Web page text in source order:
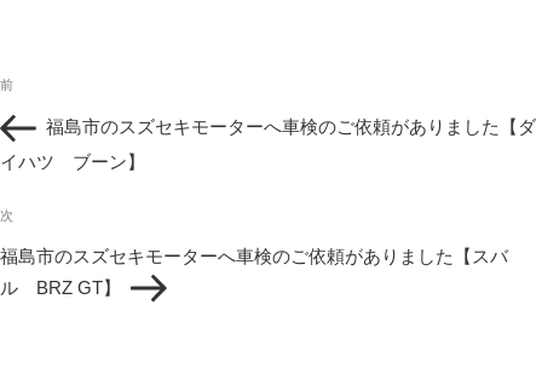
稿
ナ
ビ
ゲ
シ
ョ
ン
過
の
投
前
福島市のスズセキモーターへ車検のご依頼がありました【ダ
イハツ ブーン】
次
投
稿
次
福島市のスズセキモーターへ車検のご依頼がありました【スバ
ル BRZ GT】